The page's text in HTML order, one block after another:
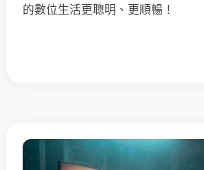
的數位生活更聰明、更順暢！